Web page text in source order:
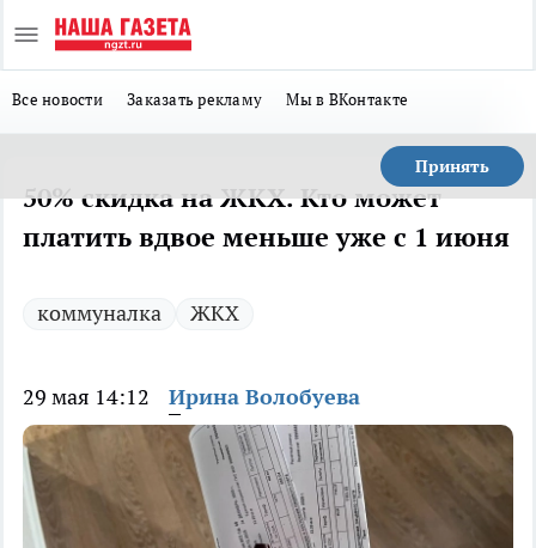
Все новости Заказать рекламу Мы в ВКонтакте
Принять
50% скидка на ЖКХ. Кто может
платить вдвое меньше уже с 1 июня
коммуналка ЖКХ
29 мая 14:12 Ирина Волобуева